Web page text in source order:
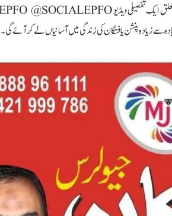
سے زیادہ پنشن یافتگان کی زندگی میں آسانیاں لے کر آئے گی۔